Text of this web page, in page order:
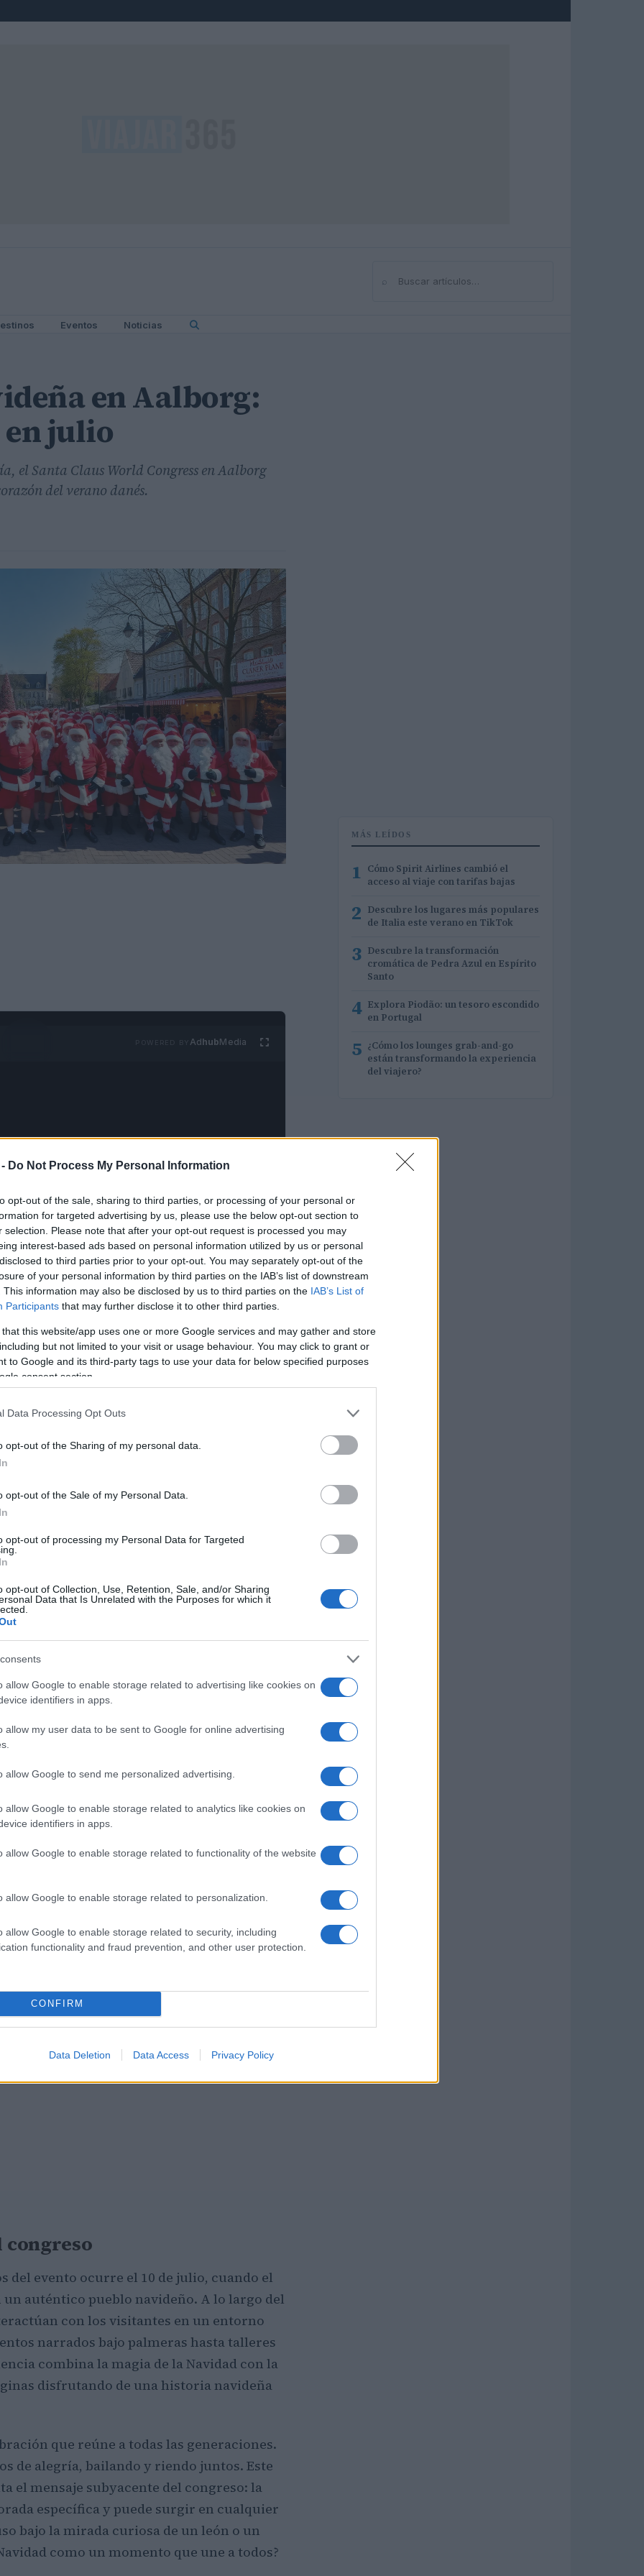
Do Not Process My Personal Information
opt-out of the sale, sharing to third parties, or processing of your personal or
for targeted advertising by us, please use the below opt-out section to
selection. Please note that after your opt-out request is processed you may
interest-based ads based on personal information utilized by us or personal
to third parties prior to your opt-out. You may separately opt-out of the
of your personal information by third parties on the IAB’s list of downstream
This information may also be disclosed by us to third parties on the IAB’s List of
Participants that may further disclose it to other third parties.
that this website/app uses one or more Google services and may gather and store
but not limited to your visit or usage behaviour. You may click to grant or
to Google and its third-party tags to use your data for below specified purposes
consent section.
Data Processing Opt Outs
opt-out of the Sharing of my personal data.
opt-out of the Sale of my Personal Data.
opt-out of processing my Personal Data for Targeted
opt-out of Collection, Use, Retention, Sale, and/or Sharing
Data that Is Unrelated with the Purposes for which it
allow Google to enable storage related to advertising like cookies on
identifiers in apps.
allow my user data to be sent to Google for online advertising
allow Google to send me personalized advertising.
allow Google to enable storage related to analytics like cookies on
identifiers in apps.
allow Google to enable storage related to functionality of the website
allow Google to enable storage related to personalization.
allow Google to enable storage related to security, including
functionality and fraud prevention, and other user protection.
CONFIRM
Data Deletion Data Access Privacy Policy
⌕Buscar
Eventos Noticias
en Aalborg:
julio
el Santa Claus World Congress en Aalborg
del verano danés.
AdhubMedia
en diciembre? Este espíritu festivo
y un claro ejemplo de ello es el
a cabo cada julio en Aalborg, Dinamarca.
en un vibrante destino navideño,
Noel de diversas partes del mundo, cada
al calor veraniego, se dan cita para
de alegría
solo una celebración estacional; es un
de países como Suecia, Noruega,
grupo de Papás Noel con sus largas
el verdadero espíritu navideño
cálidas y la nieve son solo un recuerdo.
puede ser tan versátil?
con decoraciones festivas. Las tiendas
restaurantes ofrecen menús temáticos
las calles se llenan de vida con
niños y flash mobs que crean un
disfrutaría de una celebración así?
congreso
del evento ocurre el 10 de julio, cuando el
auténtico pueblo navideño. A lo largo del
con los visitantes en un entorno
narrados bajo palmeras hasta talleres
combina la magia de la Navidad con la
disfrutando de una historia navideña
que reúne a todas las generaciones.
de alegría, bailando y riendo juntos. Este
el mensaje subyacente del congreso: la
específica y puede surgir en cualquier
bajo la mirada curiosa de un león o un
como un momento que une a todos?
MÁS LEÍDOS
1 Cómo Spirit Airlines cambió el
acceso al viaje con tarifas bajas
2 Descubre los lugares más populares
de Italia este verano en TikTok
3 Descubre la transformación
cromática de Pedra Azul en Espírito
Santo
4 Explora Piodão: un tesoro escondido
en Portugal
5 ¿Cómo los lounges grab-and-go
están transformando la experiencia
del viajero?